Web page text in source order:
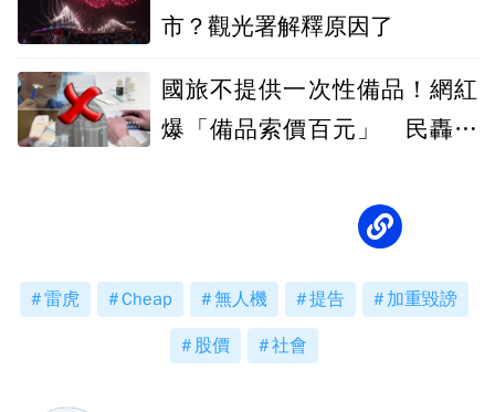
市？觀光署解釋原因了
國旅不提供一次性備品！網紅
爆「備品索價百元」 民轟變
雷虎 Cheap 無人機 提告 加重毀謗
股價 社會